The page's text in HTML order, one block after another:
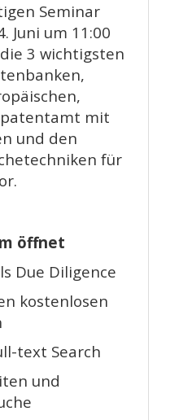
Seminar
Juni um 11:00
3 wichtigsten
mit
und den
für
öffnet
Due Diligence
kostenlosen
text Search
und